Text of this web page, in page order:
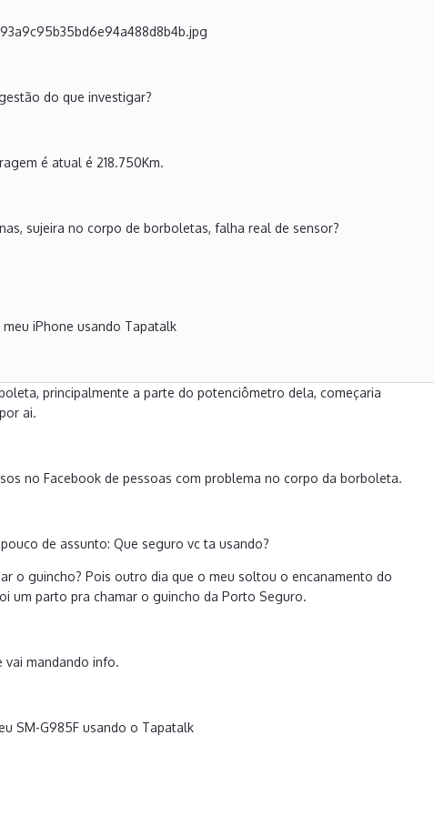
do que investigar?
é atual é 218.750Km.
sujeira no corpo de borboletas, falha real de sensor?
meu iPhone usando Tapatalk
principalmente a parte do potenciômetro dela, começaria
ai.
no Facebook de pessoas com problema no corpo da borboleta.
de assunto: Que seguro vc ta usando?
o guincho? Pois outro dia que o meu soltou o encanamento do
um parto pra chamar o guincho da Porto Seguro.
vai mandando info.
SM-G985F usando o Tapatalk